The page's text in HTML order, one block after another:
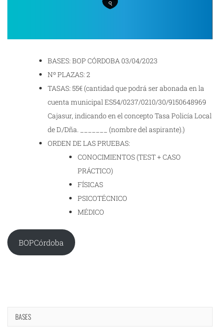
BASES: BOP CÓRDOBA 03/04/2023
Nº PLAZAS: 2
TASAS: 55€ (cantidad que podrá ser abonada en la
cuenta municipal ES54/0237/0210/30/9150648969
Cajasur, indicando en el concepto Tasa Policía Local
de D./Dña. _______ (nombre del aspirante).)
ORDEN DE LAS PRUEBAS:
CONOCIMIENTOS (TEST + CASO
PRÁCTICO)
FÍSICAS
PSICOTÉCNICO
MÉDICO
BOPCórdoba
BASES